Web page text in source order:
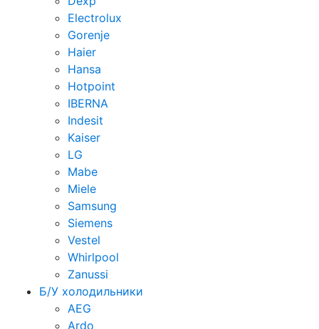
Electrolux
Gorenje
Haier
Hansa
Hotpoint
IBERNA
Indesit
Kaiser
LG
Mabe
Miele
Samsung
Siemens
Vestel
Whirlpool
Zanussi
Б/У холодильники
AEG
Ardo